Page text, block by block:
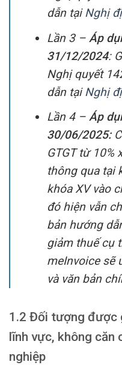
dẫn tạiNghị
Lần 3 – Áp
31/12/2024:
Nghị quyết
dẫn tạiNghị
Lần 4 – Áp
30/06/2025:
GTGT từ 10%
thông qua tại
khóa XV vào
đó hiện vẫn
bản hướng
giảm thuế cụ
meInvoice sẽ
và văn bản
1.2 Đối tượng được
lĩnh vực, không căn
nghiệp